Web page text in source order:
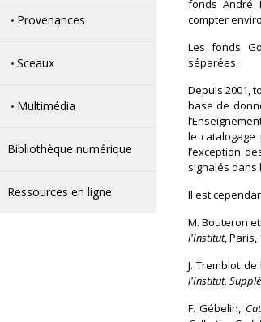
Provenances
Sceaux
Multimédia
Bibliothèque numérique
Ressources en ligne
fonds André
compter
Les fonds
séparées.
Depuis 2001,
base de
le
l’exception
signalés dans
Il est
M. Bouteron et
l'Institut, Paris,
J. Tremblot de
l'Institut,
F. Gébelin,